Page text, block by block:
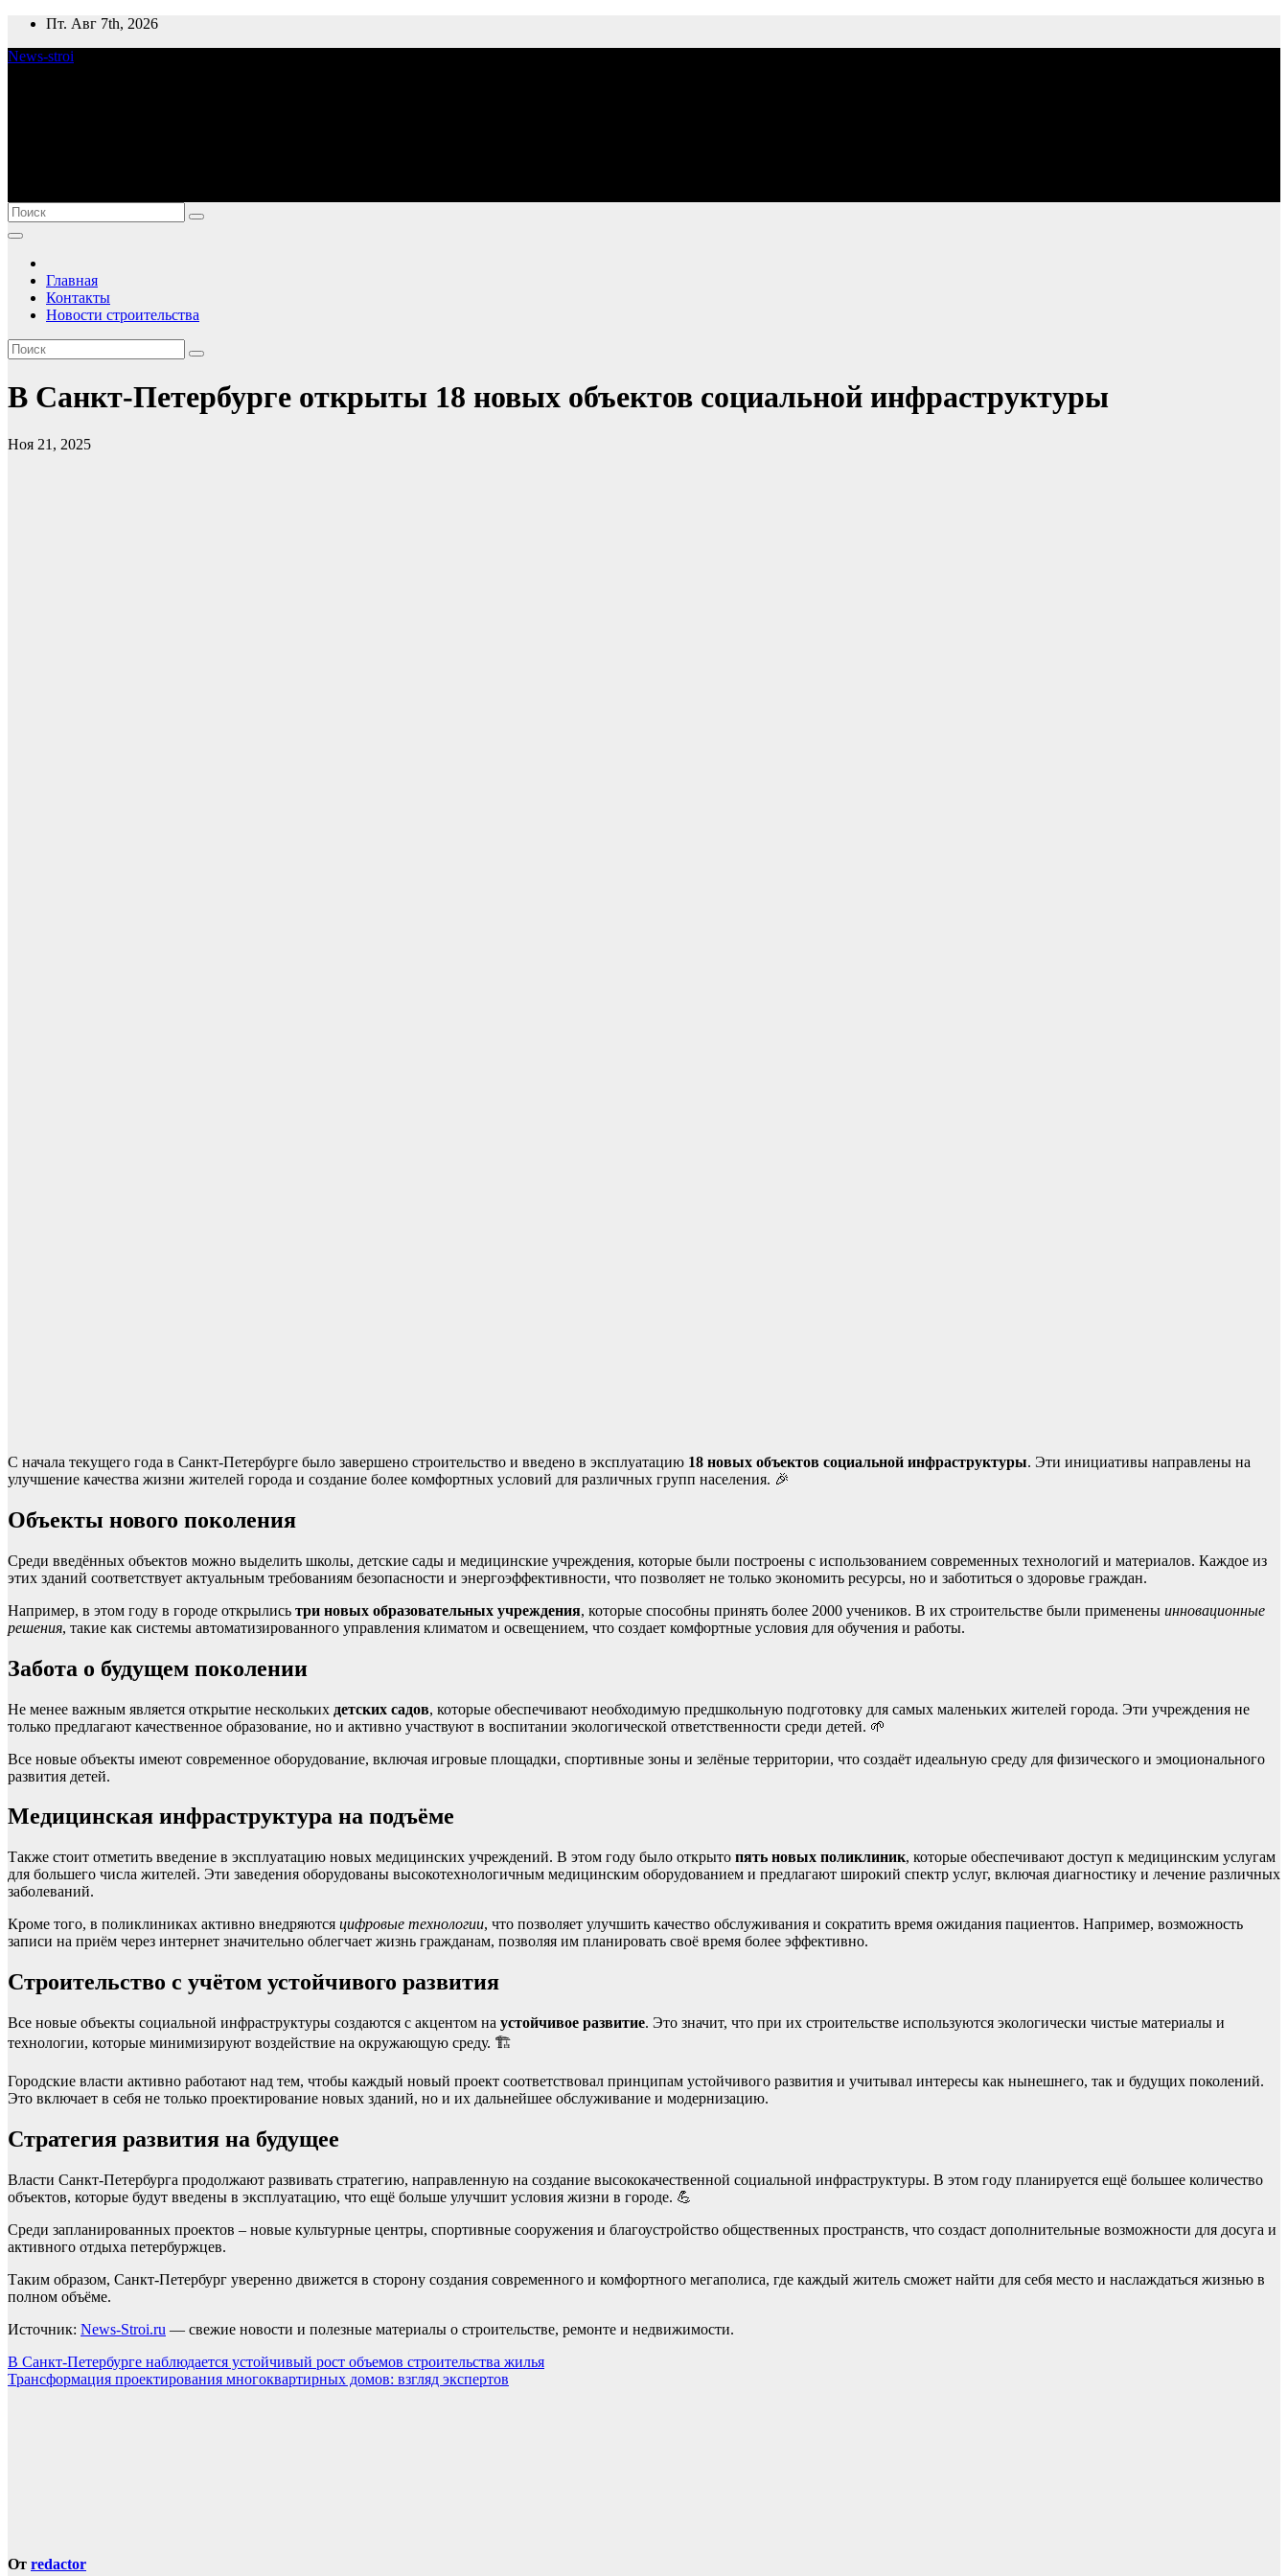
Перейти
содержимому
Пт. Авг 7th, 2026
News-stroi
Главная
Контакты
Новости строительства
В Санкт-Петербурге открыты 18 новых объектов социальной инфраструктуры
Ноя 21, 2025
С начала текущего года в Санкт-Петербурге было завершено строительство и введено в эксплуатацию 18 новых объектов социальной инфраструктуры. Эти инициативы направлены на
улучшение качества жизни жителей города и создание более комфортных условий для различных групп населения. 🎉
Объекты нового поколения
Среди введённых объектов можно выделить школы, детские сады и медицинские учреждения, которые были построены с использованием современных технологий и материалов. Каждое из
этих зданий соответствует актуальным требованиям безопасности и энергоэффективности, что позволяет не только экономить ресурсы, но и заботиться о здоровье граждан.
Например, в этом году в городе открылись три новых образовательных учреждения, которые способны принять более 2000 учеников. В их строительстве были применены инновационные
решения, такие как системы автоматизированного управления климатом и освещением, что создает комфортные условия для обучения и работы.
Забота о будущем поколении
Не менее важным является открытие нескольких детских садов, которые обеспечивают необходимую предшкольную подготовку для самых маленьких жителей города. Эти учреждения не
только предлагают качественное образование, но и активно участвуют в воспитании экологической ответственности среди детей. 🌱
Все новые объекты имеют современное оборудование, включая игровые площадки, спортивные зоны и зелёные территории, что создаёт идеальную среду для физического и эмоционального
развития детей.
Медицинская инфраструктура на подъёме
Также стоит отметить введение в эксплуатацию новых медицинских учреждений. В этом году было открыто пять новых поликлиник, которые обеспечивают доступ к медицинским услугам
для большего числа жителей. Эти заведения оборудованы высокотехнологичным медицинским оборудованием и предлагают широкий спектр услуг, включая диагностику и лечение различных
заболеваний.
Кроме того, в поликлиниках активно внедряются цифровые технологии, что позволяет улучшить качество обслуживания и сократить время ожидания пациентов. Например, возможность
записи на приём через интернет значительно облегчает жизнь гражданам, позволяя им планировать своё время более эффективно.
Строительство с учётом устойчивого развития
Все новые объекты социальной инфраструктуры создаются с акцентом на устойчивое развитие. Это значит, что при их строительстве используются экологически чистые материалы и
технологии, которые минимизируют воздействие на окружающую среду. 🏗️
Городские власти активно работают над тем, чтобы каждый новый проект соответствовал принципам устойчивого развития и учитывал интересы как нынешнего, так и будущих поколений.
Это включает в себя не только проектирование новых зданий, но и их дальнейшее обслуживание и модернизацию.
Стратегия развития на будущее
Власти Санкт-Петербурга продолжают развивать стратегию, направленную на создание высококачественной социальной инфраструктуры. В этом году планируется ещё большее количество
объектов, которые будут введены в эксплуатацию, что ещё больше улучшит условия жизни в городе. 💪
Среди запланированных проектов – новые культурные центры, спортивные сооружения и благоустройство общественных пространств, что создаст дополнительные возможности для досуга и
активного отдыха петербуржцев.
Таким образом, Санкт-Петербург уверенно движется в сторону создания современного и комфортного мегаполиса, где каждый житель сможет найти для себя место и наслаждаться жизнью в
полном объёме.
Источник: News-Stroi.ru — свежие новости и полезные материалы о строительстве, ремонте и недвижимости.
Навигация
по
В Санкт-Петербурге наблюдается устойчивый рост объемов строительства жилья
Трансформация проектирования многоквартирных домов: взгляд экспертов
От redactor